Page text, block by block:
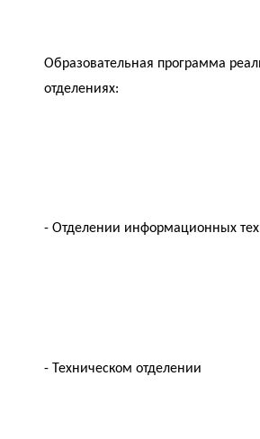
Образовательная программа
отделениях:
- Отделении информационных
- Техническом отделении